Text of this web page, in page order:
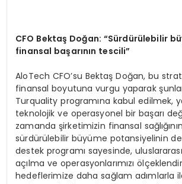
CFO Bektaş Doğan: “Sürdürülebilir
finansal başarının tescili”
AloTech CFO’su Bektaş Doğan, bu
finansal boyutuna vurgu yaparak
Turquality programına kabul edilmek,
teknolojik ve operasyonel bir başarı
zamanda şirketimizin finansal
sürdürülebilir büyüme potansiyelinin
destek programı sayesinde,
açılma ve operasyonlarımızı
hedeflerimize daha sağlam adımlarla